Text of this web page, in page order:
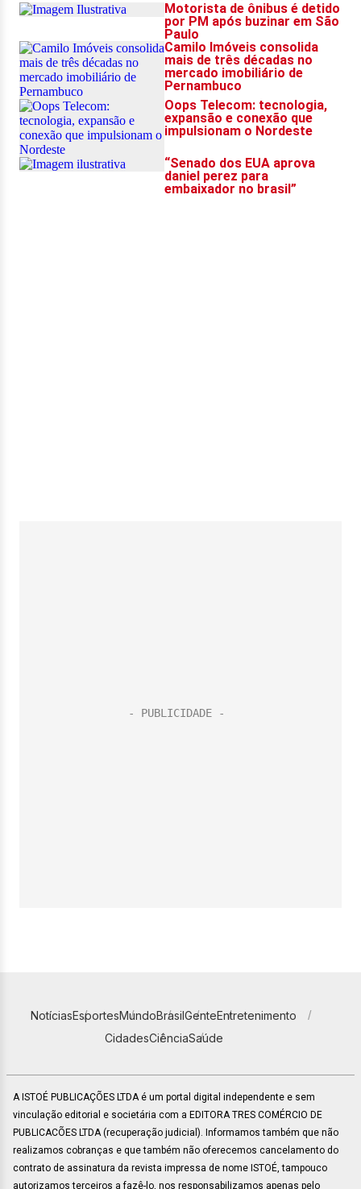
NotíciasEsportesMundoBrasilGenteEntretenimento
CidadesCiênciaSaúde
A ISTOÉ PUBLICAÇÕES LTDA é um portal digital independente e sem
vinculação editorial e societária com a EDITORA TRES COMÉRCIO DE
PUBLICACÕES LTDA (recuperação judicial). Informamos também que não
realizamos cobranças e que também não oferecemos cancelamento do
contrato de assinatura da revista impressa de nome ISTOÉ, tampouco
autorizamos terceiros a fazê-lo, nos responsabilizamos apenas pelo